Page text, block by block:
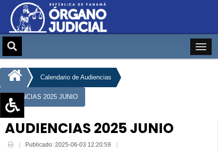
Aumentar texto (+)
Reducir texto (-)
Restablecer texto
Calendario de Audiencias
AUDIENCIAS 2025 JUNIO
AUDIENCIAS 2025 JUNIO
Publicado: 2025-06-03 12:20:59